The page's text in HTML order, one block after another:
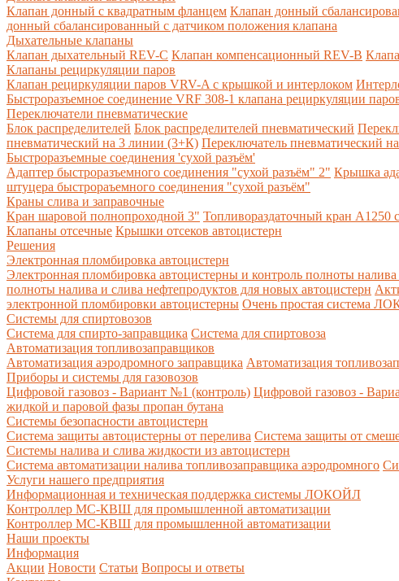
Клапан донный с квадратным фланцем Клапан донный
донный сбалансированный с датчиком положения клапана
Дыхательные клапаны
Клапан дыхательный REV-C Клапан компенсационный REV-B
Клапаны рециркуляции паров
Клапан рециркуляции паров VRV-A с крышкой и интерлоком
Быстроразъемное соединение VRF 308-1 клапана рециркуляции
Переключатели пневматические
Блок распределителей Блок распределителей пневматический
пневматический на 3 линии (3+К) Переключатель пневматический
Быстроразъемные соединения 'сухой разъём'
Адаптер быстроразъемного соединения "сухой разъём" 2" Крышка
штуцера быстрораъемного соединения "сухой разъём"
Краны слива и заправочные
Кран шаровой полнопроходной 3" Топливораздаточный кран A1250
Клапаны отсечные Крышки отсеков автоцистерн
Решения
Электронная пломбировка автоцистерн
Электронная пломбировка автоцистерны и контроль полноты
полноты налива и слива нефтепродуктов для новых автоцистерн
электронной пломбировки автоцистерны Очень простая система
Системы для спиртовозов
Система для спирто-заправщика Система для спиртовоза
Автоматизация топливозаправщиков
Автоматизация аэродромного заправщика Автоматизация
Приборы и системы для газовозов
Цифровой газовоз - Вариант №1 (контроль) Цифровой газовоз -
жидкой и паровой фазы пропан бутана
Системы безопасности автоцистерн
Система защиты автоцистерны от перелива Система защиты от
Системы налива и слива жидкости из автоцистерн
Система автоматизации налива топливозаправщика аэродромного
Услуги нашего предприятия
Информационная и техническая поддержка системы ЛОКОЙЛ
Контроллер МС-КВШ для промышленной автоматизации
Контроллер МС-КВШ для промышленной автоматизации
Наши проекты
Информация
Акции Новости Статьи Вопросы и ответы